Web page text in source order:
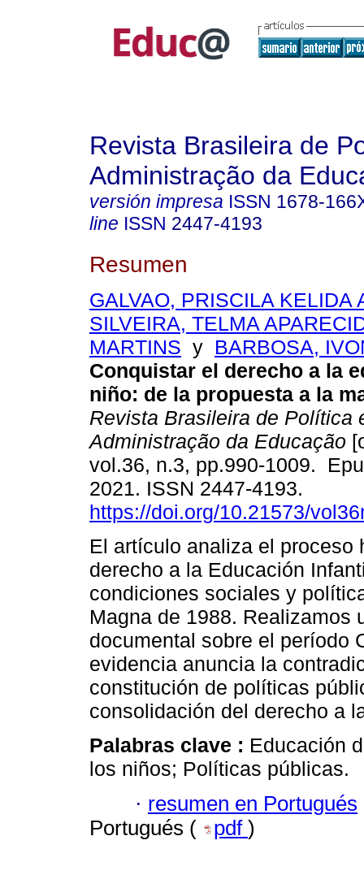
Revista Brasileira de
Administração da
versión impresa ISSN 1678-
line ISSN 2447-4193
Resumen
GALVAO, PRISCILA KELIDA
SILVEIRA, TELMA
MARTINS y BARBOSA,
Conquistar el derecho a la
niño: de la propuesta a la
Revista Brasileira de Política
Administração da Educação
vol.36, n.3, pp.990-1009.
2021. ISSN 2447-4193.
https://doi.org/10.21573/
El artículo analiza el
derecho a la Educación
condiciones sociales y
Magna de 1988. Realizamos
documental sobre el período
evidencia anuncia la
constitución de políticas
consolidación del derecho a
Palabras clave : Educación
los niños; Políticas públicas.
· resumen en Portugués
Portugués (
pdf )